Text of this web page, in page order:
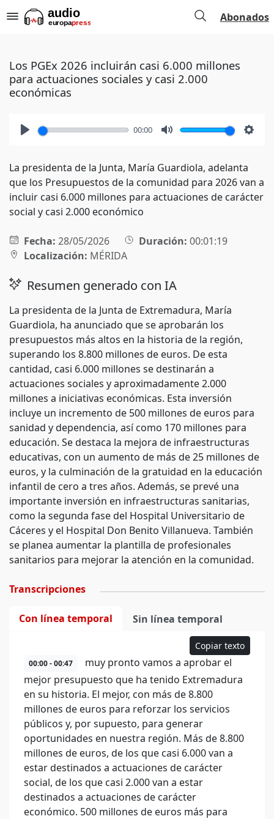
Abonados
Los PGEx 2026 incluirán casi 6.000 millones
para actuaciones sociales y casi 2.000
económicas
00:00
La presidenta de la Junta, María Guardiola, adelanta
que los Presupuestos de la comunidad para 2026 van a
incluir casi 6.000 millones para actuaciones de carácter
social y casi 2.000 económico
Fecha: 28/05/2026 Duración: 00:01:19
Localización: MÉRIDA
Resumen generado con IA
La presidenta de la Junta de Extremadura, María
Guardiola, ha anunciado que se aprobarán los
presupuestos más altos en la historia de la región,
superando los 8.800 millones de euros. De esta
cantidad, casi 6.000 millones se destinarán a
actuaciones sociales y aproximadamente 2.000
millones a iniciativas económicas. Esta inversión
incluye un incremento de 500 millones de euros para
sanidad y dependencia, así como 170 millones para
educación. Se destaca la mejora de infraestructuras
educativas, con un aumento de más de 25 millones de
euros, y la culminación de la gratuidad en la educación
infantil de cero a tres años. Además, se prevé una
importante inversión en infraestructuras sanitarias,
como la segunda fase del Hospital Universitario de
Cáceres y el Hospital Don Benito Villanueva. También
se planea aumentar la plantilla de profesionales
sanitarios para mejorar la atención en la comunidad.
Transcripciones
Con línea temporal Sin línea temporal
Copiar texto
00:00 - 00:47
muy pronto vamos a aprobar el
mejor presupuesto que ha tenido Extremadura
en su historia. El mejor, con más de 8.800
millones de euros para reforzar los servicios
públicos y, por supuesto, para generar
oportunidades en nuestra región. Más de 8.800
millones de euros, de los que casi 6.000 van a
estar destinados a actuaciones de carácter
social, de los que casi 2.000 van a estar
destinados a actuaciones de carácter
económico. 500 millones de euros más para